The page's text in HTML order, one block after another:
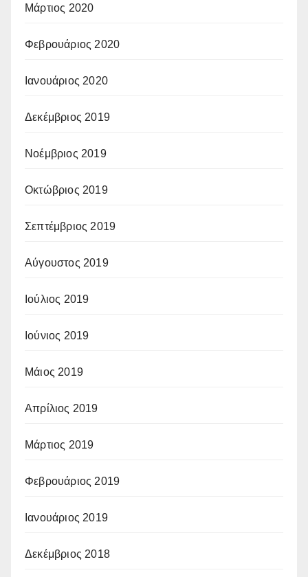
Μάρτιος 2020
Φεβρουάριος 2020
Ιανουάριος 2020
Δεκέμβριος 2019
Νοέμβριος 2019
Οκτώβριος 2019
Σεπτέμβριος 2019
Αύγουστος 2019
Ιούλιος 2019
Ιούνιος 2019
Μάιος 2019
Απρίλιος 2019
Μάρτιος 2019
Φεβρουάριος 2019
Ιανουάριος 2019
Δεκέμβριος 2018